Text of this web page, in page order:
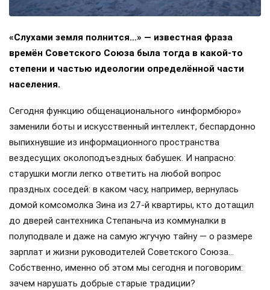
«Слухами земля полнится…» — известная фраза
времён Советского Союза была тогда в какой-то
степени и частью идеологии определённой части
населения.
Сегодня функцию общенационального «информбюро»
заменили боты и искусственный интеллект, беспардонно
выпихнувшие из информационного пространства
вездесущих околоподъездных бабушек. И напрасно:
старушки могли легко ответить на любой вопрос
праздных соседей: в каком часу, например, вернулась
домой комсомолка Зина из 27-й квартиры, кто дотащил
до дверей сантехника Степаныча из коммуналки в
полуподвале и даже на самую жгучую тайну — о размере
зарплат и жизни руководителей Советского Союза…
Собственно, именно об этом мы сегодня и поговорим:
зачем нарушать добрые старые традиции?